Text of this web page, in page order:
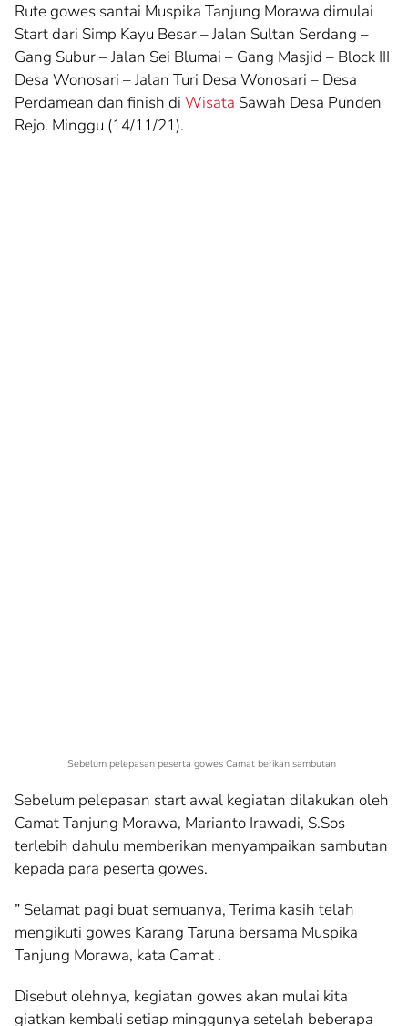
Rute gowes santai Muspika Tanjung Morawa dimulai
Start dari Simp Kayu Besar – Jalan Sultan Serdang –
Gang Subur – Jalan Sei Blumai – Gang Masjid – Block III
Desa Wonosari – Jalan Turi Desa Wonosari – Desa
Perdamean dan finish di Wisata Sawah Desa Punden
Rejo. Minggu (14/11/21).
Sebelum pelepasan peserta gowes Camat berikan sambutan
Sebelum pelepasan start awal kegiatan dilakukan oleh
Camat Tanjung Morawa, Marianto Irawadi, S.Sos
terlebih dahulu memberikan menyampaikan sambutan
kepada para peserta gowes.
” Selamat pagi buat semuanya, Terima kasih telah
mengikuti gowes Karang Taruna bersama Muspika
Tanjung Morawa, kata Camat .
Disebut olehnya, kegiatan gowes akan mulai kita
giatkan kembali setiap minggunya setelah beberapa